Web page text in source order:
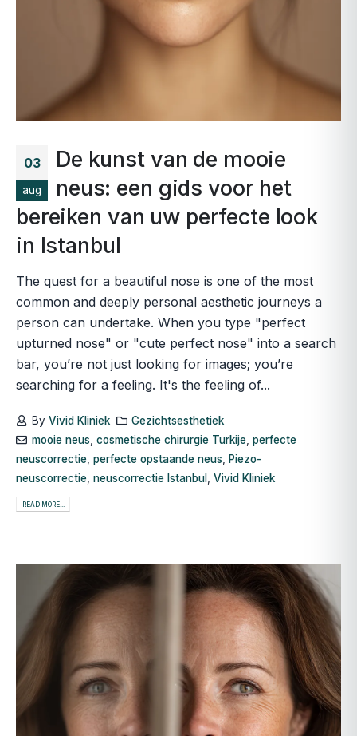
03
aug
De kunst van de mooie
neus: een gids voor het
bereiken van uw perfecte look
in Istanbul
The quest for a beautiful nose is one of the most
common and deeply personal aesthetic journeys a
person can undertake. When you type "perfect
upturned nose" or "cute perfect nose" into a search
bar, you’re not just looking for images; you’re
searching for a feeling. It's the feeling of...
By Vivid Kliniek
Gezichtsesthetiek
mooie neus, cosmetische chirurgie Turkije, perfecte
neuscorrectie perfecte opstaande neus
Piezo-
neuscorrectie neuscorrectie Istanbul Vivid Kliniek
READ MORE...